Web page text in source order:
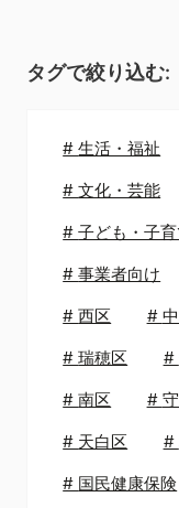
タグで絞り込む:
#生活・福祉
#文化・芸能
#子ども・子育
#事業者向け
#西区 #
#瑞穂区 #
#南区 #
# 天白区 #
# 国民健康保険